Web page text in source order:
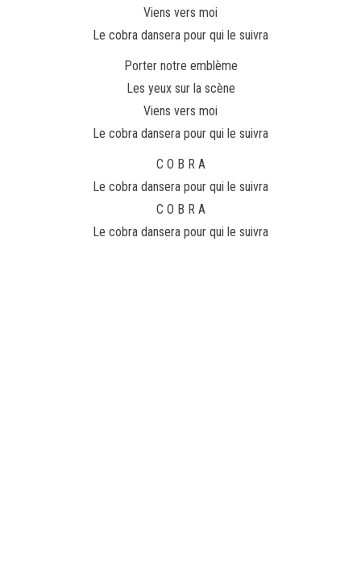
Viens vers moi
Le cobra dansera pour qui le suivra
Porter notre emblème
Les yeux sur la scène
Viens vers moi
Le cobra dansera pour qui le suivra
C O B R A
Le cobra dansera pour qui le suivra
C O B R A
Le cobra dansera pour qui le suivra